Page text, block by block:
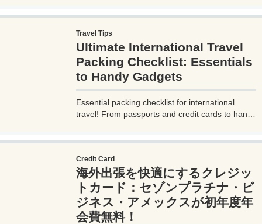
Travel Tips
Ultimate International Travel
Packing Checklist: Essentials
to Handy Gadgets
Essential packing checklist for international
travel! From passports and credit cards to handy
seasoned travelers. Explore more at
measuretrip.com!
Credit Card
海外出張を快適にするクレジッ
トカード：セゾンプラチナ・ビ
ジネス・アメックスが初年度年
会費無料！